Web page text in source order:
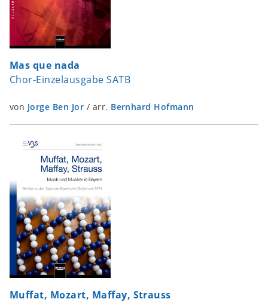
Mas que nada
Chor-Einzelausgabe SATB
von Jorge Ben Jor / arr. Bernhard Hofmann
Muffat, Mozart, Maffay, Strauss